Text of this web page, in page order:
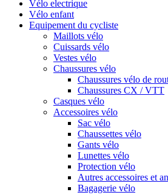
Vélo electrique
Vélo enfant
Equipement du cycliste
Maillots vélo
Cuissards vélo
Vestes vélo
Chaussures vélo
Chaussures vélo de
Chaussures CX / VTT
Casques vélo
Accessoires vélo
Sac vélo
Chaussettes vélo
Gants vélo
Lunettes vélo
Protection vélo
Autres accessoires et
Bagagerie vélo